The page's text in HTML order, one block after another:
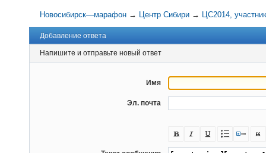
Новосибирск—марафон → Центр Сибири → ЦС2014,
Добавление ответа
Напишите и отправьте новый ответ
Имя
Эл. почта